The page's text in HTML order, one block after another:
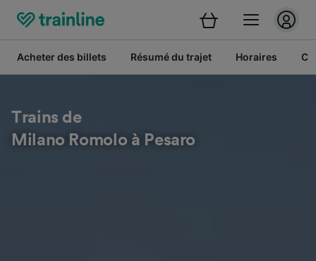
Acheter des billets Résumé du trajet Horaires
Trains de
Milano Romolo à Pesaro